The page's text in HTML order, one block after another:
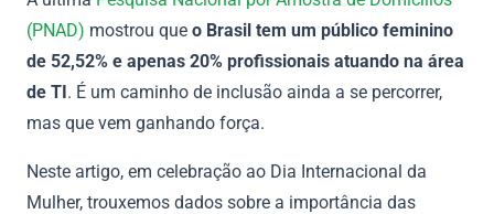
(PNAD) mostrou que o Brasil tem um público feminino
de 52,52% e apenas 20% profissionais atuando na área
de TI. É um caminho de inclusão ainda a se percorrer,
mas que vem ganhando força.
Neste artigo, em celebração ao Dia Internacional da
Mulher, trouxemos dados sobre a importância das